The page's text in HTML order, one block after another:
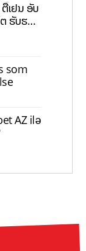
ເຢນ ອັບ
ຮັບຮອງ
som
AZ ilə